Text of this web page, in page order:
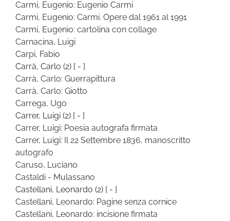
Carmi, Eugenio: Eugenio Carmi
Carmi, Eugenio: Carmi. Opere dal 1961 al 1991
Carmi, Eugenio: cartolina con collage
Carnacina, Luigi
Carpi, Fabio
Carrà, Carlo (2) [ - ]
Carrà, Carlo: Guerrapittura
Carrà, Carlo: Giotto
Carrega, Ugo
Carrer, Luigi (2) [ - ]
Carrer, Luigi: Poesia autografa firmata
Carrer, Luigi: Il 22 Settembre 1836, manoscritto
autografo
Caruso, Luciano
Castaldi - Mulassano
Castellani, Leonardo (2) [ - ]
Castellani, Leonardo: Pagine senza cornice
Castellani, Leonardo: incisione firmata